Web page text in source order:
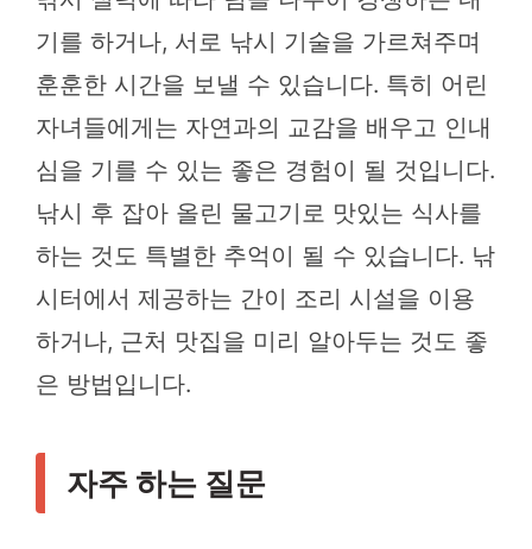
기를 하거나, 서로 낚시 기술을 가르쳐주며
훈훈한 시간을 보낼 수 있습니다. 특히 어린
자녀들에게는 자연과의 교감을 배우고 인내
심을 기를 수 있는 좋은 경험이 될 것입니다.
낚시 후 잡아 올린 물고기로 맛있는 식사를
하는 것도 특별한 추억이 될 수 있습니다. 낚
시터에서 제공하는 간이 조리 시설을 이용
하거나, 근처 맛집을 미리 알아두는 것도 좋
은 방법입니다.
자주 하는 질문